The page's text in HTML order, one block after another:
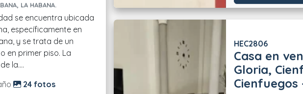
LA HABANA.
se encuentra ubicada
específicamente en
y se trata de un
en primer piso. La
la....
24 fotos
HEC2806
Casa en
Gloria,
Cienfuegos